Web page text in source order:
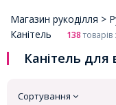
Магазин рукоділля >
Канітель
138
Канітель для
Сортування